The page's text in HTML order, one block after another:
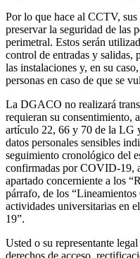
Por lo que hace al CCTV, sus
preservar la seguridad de las
perimetral. Estos serán
control de entradas y salidas,
las instalaciones y, en su
personas en caso de que se
La DGACO no realizará
requieran su consentimiento,
artículo 22, 66 y 70 de la
datos personales sensibles
seguimiento cronológico del
confirmadas por COVID-19,
apartado concerniente a los
párrafo, de los “Lineamientos
actividades universitarias en
19”.
Usted o su representante